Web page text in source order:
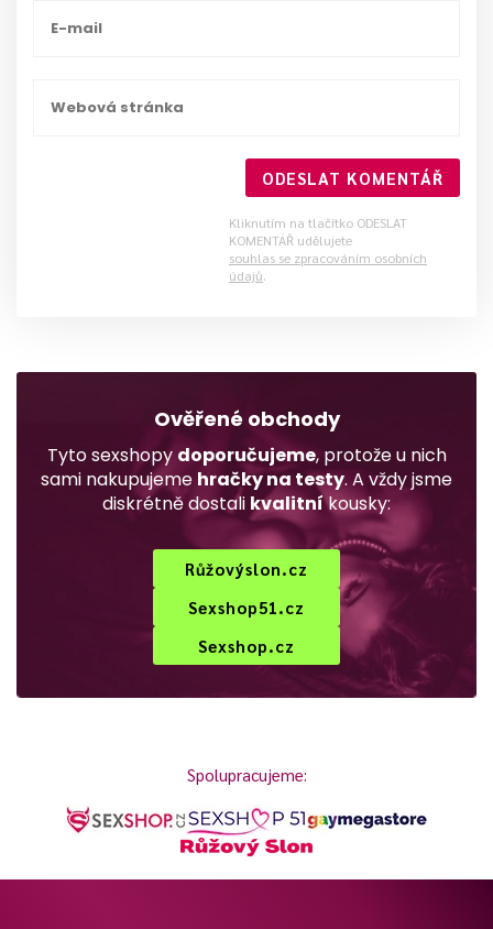
ODESLAT KOMENTÁŘ
Kliknutím na tlačítko ODESLAT
KOMENTÁŘ udělujete
souhlas se zpracováním osobních
údajů.
Ověřené obchody
Tyto sexshopy doporučujeme, protože u nich
sami nakupujeme hračky na testy. A vždy jsme
diskrétně dostali kvalitníkousky:
Růžovýslon.cz
Sexshop51.cz
Sexshop.cz
Spolupracujeme: